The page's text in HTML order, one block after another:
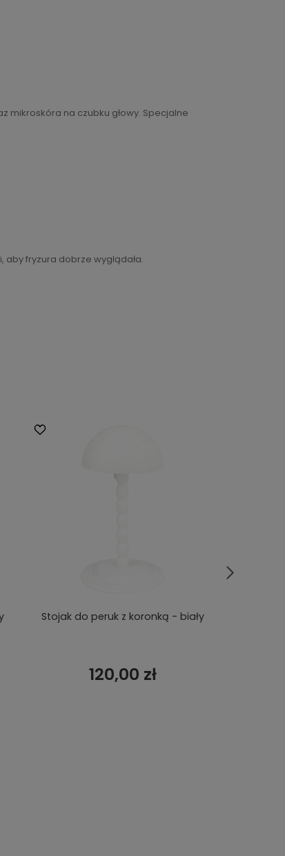
mikroskóra na czubku głowy. Specjalne
aby fryzura dobrze wyglądała.
Stojak do peruk z koronką - biały
120,00 zł